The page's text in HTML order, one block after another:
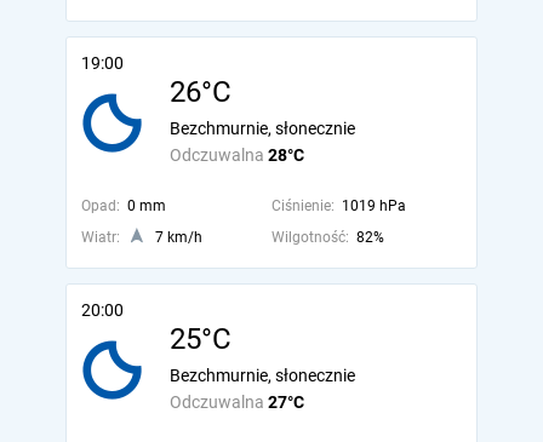
19:00
26°C
Odczuwalna 28°C
Bezchmurnie, słonecznie
Opad: 0 mm Ciśnienie: 1019 hPa
Wiatr:
7 km/h Wilgotność: 82%
20:00
25°C
Odczuwalna 27°C
Bezchmurnie, słonecznie